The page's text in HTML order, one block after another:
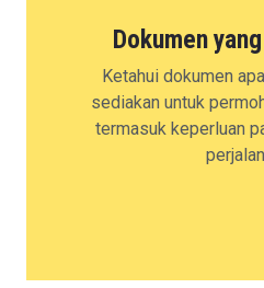
Dokumen
Ketahui dokumen
sediakan untuk
termasuk keperluan